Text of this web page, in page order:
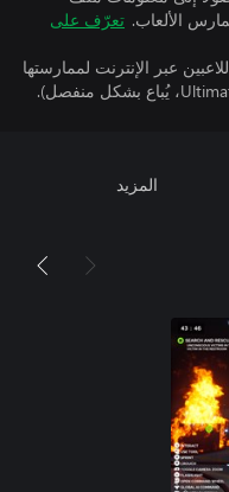
تعرّف على
عبر الإنترنت لممارستها
المزيد